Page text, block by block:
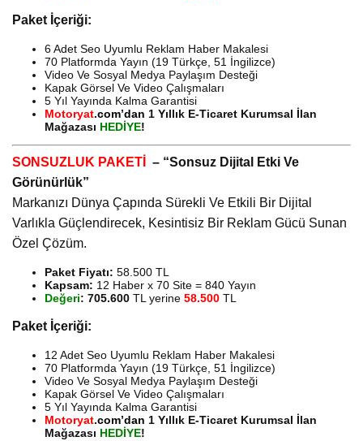
Paket İçeriği:
6 Adet Seo Uyumlu Reklam Haber Makalesi
70 Platformda Yayın (19 Türkçe, 51 İngilizce)
Video Ve Sosyal Medya Paylaşım Desteği
Kapak Görsel Ve Video Çalışmaları
5 Yıl Yayında Kalma Garantisi
Motoryat.com’dan 1 Yıllık E-Ticaret Kurumsal İlan
Mağazası HEDİYE!
SONSUZLUK PAKETİ
– “Sonsuz Dijital Etki Ve
Görünürlük”
Markanızı Dünya Çapında Sürekli Ve Etkili Bir Dijital
Varlıkla Güçlendirecek, Kesintisiz Bir Reklam Gücü Sunan
Özel Çözüm.
Paket Fiyatı: 58.500 TL
Kapsam: 12 Haber x 70 Site = 840 Yayın
Değeri: 705.600 TL yerine 58.500 TL
Paket İçeriği:
12 Adet Seo Uyumlu Reklam Haber Makalesi
70 Platformda Yayın (19 Türkçe, 51 İngilizce)
Video Ve Sosyal Medya Paylaşım Desteği
Kapak Görsel Ve Video Çalışmaları
5 Yıl Yayında Kalma Garantisi
Motoryat.com’dan 1 Yıllık E-Ticaret Kurumsal İlan
Mağazası HEDİYE!